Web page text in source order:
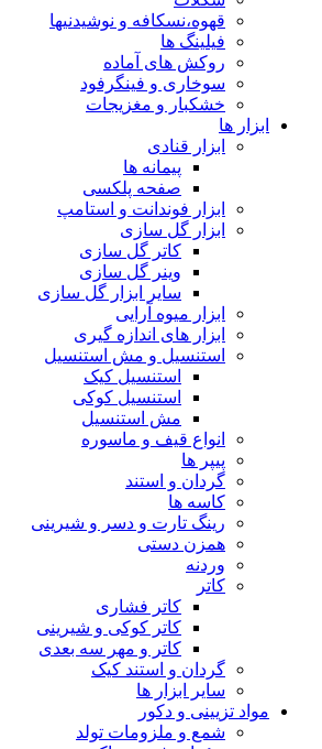
قهوه،نسکافه و نوشیدنیها
فیلینگ ها
روکش های آماده
سوخاری و فینگرفود
خشکبار و مغزیجات
ابزار ها
ابزار قنادی
پیمانه ها
صفحه پلکسی
ابزار فوندانت و استامپ
ابزار گل سازی
کاتر گل سازی
وینر گل سازی
سایر ابزار گل سازی
ابزار میوه آرایی
ابزار های اندازه گیری
استنسیل و مش استنسیل
استنسیل کیک
استنسیل کوکی
مش استنسیل
انواع قیف و ماسوره
پیپر ها
گردان و استند
کاسه ها
رینگ تارت و دسر و شیرینی
همزن دستی
وردنه
کاتر
کاتر فشاری
کاتر کوکی و شیرینی
کاتر و مهر سه بعدی
گردان و استند کیک
سایر ابزار ها
مواد تزیینی و دکور
شمع و ملزومات تولد